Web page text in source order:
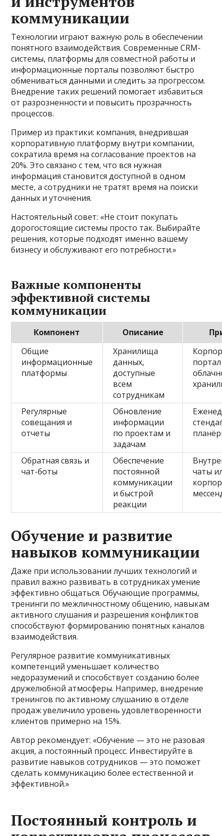
коммуникации
Технологии играют важную роль в обеспечении
понятного взаимодействия. Современные CRM-
системы, платформы для совместной работы и
информационные порталы позволяют быстро
обмениваться данными и следить за прогрессом.
Внедрение таких решений помогает избавиться
от разрозненности и повысить прозрачность
процессов.
Пример из практики: компания, внедрившая
корпоративную платформу внутри компании,
сократила время на согласование проектов на
20%. Это связано с тем, что вся нужная
информация становится доступной в одном
месте, а сотрудники не тратят время на поиски
данных и уточнения.
Настоятельный совет: «Не стоит покупать
дорогостоящие системы просто так. Выбирайте
решения, которые подходят именно вашему
бизнесу и обслуживают его потребности.»
Важные компоненты
эффективной системы
коммуникации
Компонент Описание
Общие
информационные
платформы
Хранилища
данных,
доступные
всем
сотрудникам
Регулярные
совещания и
отчеты
Обновление
информации
по проектам и
задачам
Обратная связь и
чат-боты
Обеспечение
постоянной
коммуникации
и быстрой
реакции
чаты
Обучение и развитие
навыков коммуникации
Даже при использовании лучших технологий и
правил важно развивать в сотрудниках умение
эффективно общаться. Обучающие программы,
тренинги по межличностному общению, навыкам
активного слушания и разрешения конфликтов
способствуют формированию понятных каналов
взаимодействия.
Регулярное развитие коммуникативных
компетенций уменьшает количество
недоразумений и способствует созданию более
дружелюбной атмосферы. Например, внедрение
тренингов по активному слушанию в отделе
продаж увеличило уровень удовлетворенности
клиентов примерно на 15%.
Автор рекомендует: «Обучение — это не разовая
акция, а постоянный процесс. Инвестируйте в
развитие навыков сотрудников — это поможет
сделать коммуникацию более естественной и
эффективной.»
Постоянный контроль и